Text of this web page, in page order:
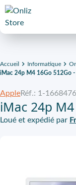
Accueil Informatique
iMac 24p M4 16Go 512Go -
AppleRéf.: 1-
iMac 24p
Loué et expédié par